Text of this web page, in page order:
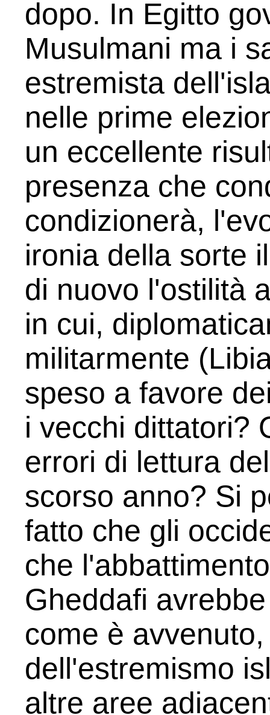
dopo. In Egitto
Musulmani ma i
estremista
nelle prime
un eccellente
presenza che
condizionerà,
ironia della sorte
di nuovo l'ostilità
in cui,
militarmente
speso a favore
i vecchi dittatori?
errori di lettura
scorso anno? Si
fatto che gli
che
Gheddafi
come è
dell'estremismo
altre aree